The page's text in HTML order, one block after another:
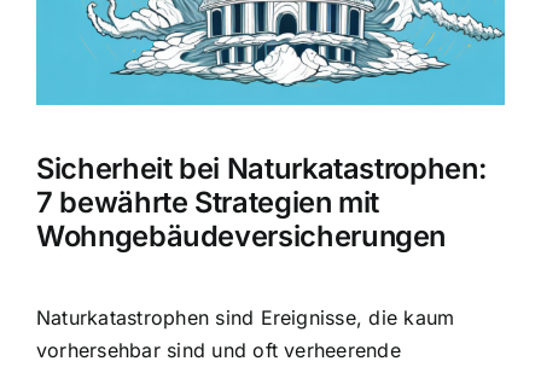
Hausratversicherung
Berufsunfähigkeitsversicherung
Weitere Tarifvergleiche
Hilfe und Kontakt
Sicherheit bei Naturkatastrophen:
7 bewährte Strategien mit
Wohngebäudeversicherungen
Naturkatastrophen sind Ereignisse, die kaum
vorhersehbar sind und oft verheerende